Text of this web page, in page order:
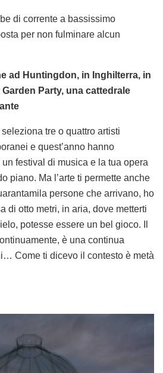
di corrente a bassissimo
per non fulminare alcun
ad Huntingdon, in Inghilterra, in
Party, una cattedrale
tre o quattro artisti
e quest’anno hanno
festival di musica e la tua opera
piano. Ma l’arte ti permette anche
persone che arrivano, ho
di otto metri, in aria, dove metterti
potesse essere un bel gioco. Il
è una continua
Come ti dicevo il contesto è metà